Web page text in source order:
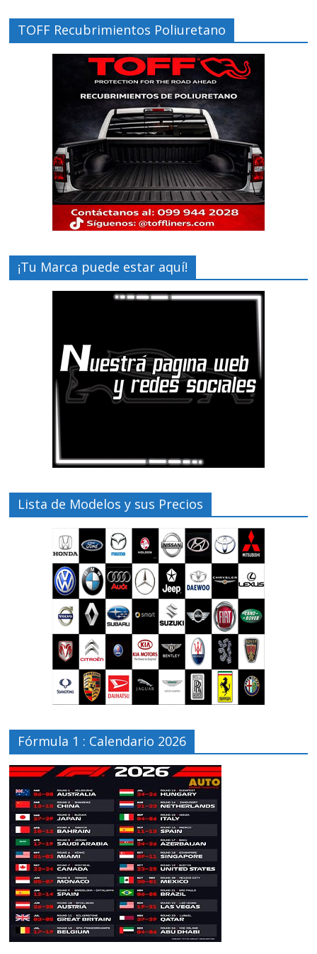
TOFF Recubrimientos Poliuretano
¡Tu Marca puede estar aquí!
Lista de Modelos y sus Precios
Fórmula 1 : Calendario 2026